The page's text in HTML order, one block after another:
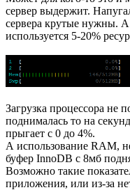
сервер выдержит.
сервера крутые нужны. А
используется 5-20%
Загрузка процессора не
поднималась то на
прыгает с 0 до 4%.
А использование RAM,
буфер InnoDB с 8мб
Возможно такие
приложения, или из-за